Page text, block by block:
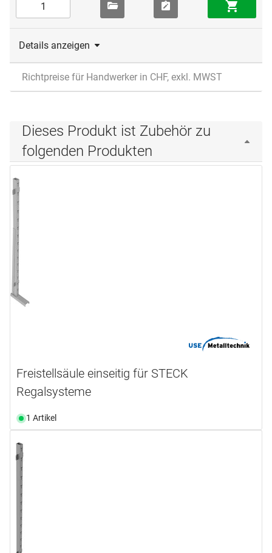
Details anzeigen
Richtpreise für Handwerker in CHF, exkl. MWST
Dieses Produkt ist Zubehör zu
folgenden Produkten
Freistellsäule einseitig für STECK
Regalsysteme
1 Artikel